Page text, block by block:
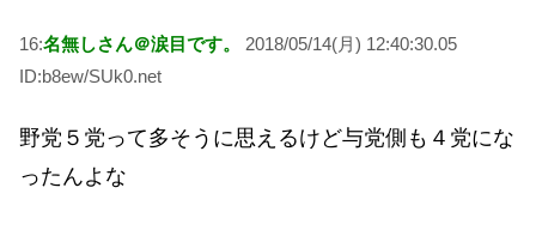
16:名無しさん＠涙目です。
2018/05/14(月) 12:40:30.05
ID:b8ew/SUk0.net
野党５党って多そうに思えるけど与党側も４党にな
ったんよな